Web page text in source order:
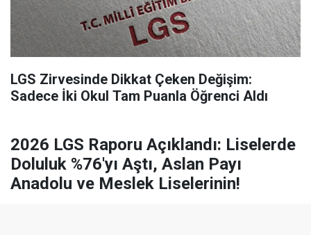
LGS Zirvesinde Dikkat Çeken Değişim:
Sadece İki Okul Tam Puanla Öğrenci Aldı
2026 LGS Raporu Açıklandı: Liselerde
Doluluk %76'yı Aştı, Aslan Payı
Anadolu ve Meslek Liselerinin!